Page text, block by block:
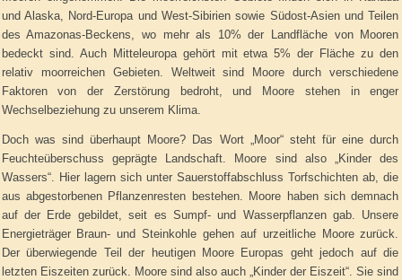
und Alaska, Nord-Europa und West-Sibirien sowie Südost-Asien und Teilen
des Amazonas-Beckens, wo mehr als 10% der Landfläche von Mooren
bedeckt sind. Auch Mitteleuropa gehört mit etwa 5% der Fläche zu den
relativ moorreichen Gebieten. Weltweit sind Moore durch verschiedene
Faktoren von der Zerstörung bedroht, und Moore stehen in enger
Wechselbeziehung zu unserem Klima.
Doch was sind überhaupt Moore? Das Wort „Moor“ steht für eine durch
Feuchteüberschuss geprägte Landschaft. Moore sind also „Kinder des
Wassers“. Hier lagern sich unter Sauerstoffabschluss Torfschichten ab, die
aus abgestorbenen Pflanzenresten bestehen. Moore haben sich demnach
auf der Erde gebildet, seit es Sumpf- und Wasserpflanzen gab. Unsere
Energieträger Braun- und Steinkohle gehen auf urzeitliche Moore zurück.
Der überwiegende Teil der heutigen Moore Europas geht jedoch auf die
letzten Eiszeiten zurück. Moore sind also auch „Kinder der Eiszeit“. Sie sind